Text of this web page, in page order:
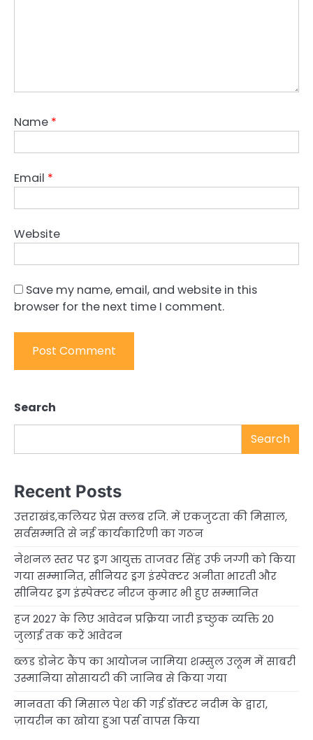
Name *
Email *
Website
Save my name, email, and website in this
browser for the next time I comment.
Search
Search
Recent Posts
उत्तराखंड,कलियर प्रेस क्लब रजि. में एकजुटता की मिसाल,
सर्वसम्मति से नई कार्यकारिणी का गठन
नेशनल स्तर पर ड्रग आयुक्त ताजवर सिंह उर्फ जग्गी को किया
गया सम्मानित, सीनियर ड्रग इंस्पेक्टर अनीता भारती और
सीनियर ड्रग इंस्पेक्टर नीरज कुमार भी हुए सम्मानित
हज 2027 के लिए आवेदन प्रक्रिया जारी इच्छुक व्यक्ति 20
जुलाई तक करें आवेदन
ब्लड डोनेट कैंप का आयोजन जामिया शम्सुल उलूम में साबरी
उस्मानिया सोसायटी की जानिब से किया गया
मानवता की मिसाल पेश की गई डॉक्टर नदीम के द्वारा,
ज़ायरीन का खोया हुआ पर्स वापस किया